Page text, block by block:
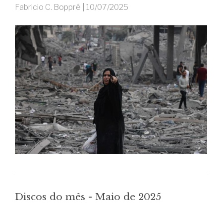
Fabricio C. Boppré | 10/07/2025
Discos do mês - Maio de 2025